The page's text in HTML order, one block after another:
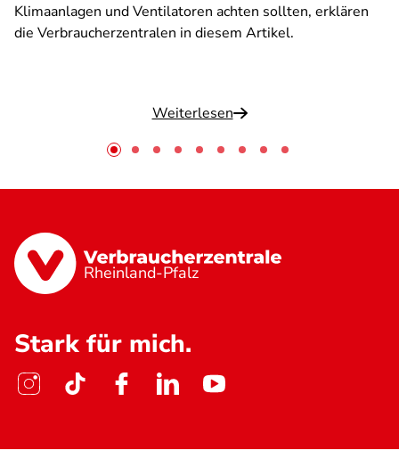
Klimaanlagen und Ventilatoren achten sollten, erklären
die Verbraucherzentralen in diesem Artikel.
Weiterlesen
Rheinland-Pfalz
Stark für mich.